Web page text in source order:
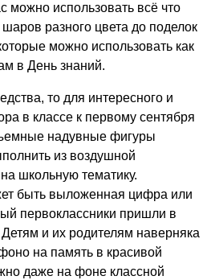
можно использовать всё что
разного цвета до поделок
можно использовать как
в День знаний.
то для интересного и
в классе к первому сентября
надувные фигуры
из воздушной
школьную тематику.
быть выложенная цифра или
первоклассники пришли в
и их родителям наверняка
на память в красивой
даже на фоне классной